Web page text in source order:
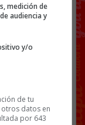
apellidado
medición de
audiencia y
y/o
de tu
datos en
por 643